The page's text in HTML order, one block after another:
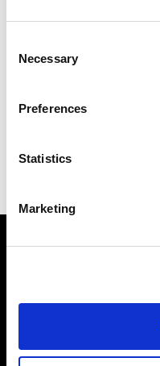
Selection
Necessary
Preferences
Statistics
Marketing
CSR
Do pobrania